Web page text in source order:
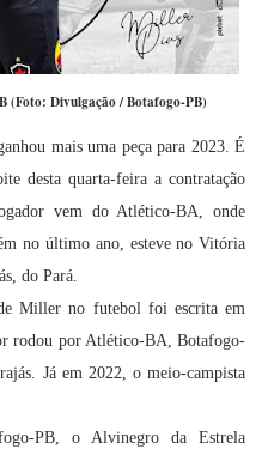
(Foto: Divulgação / Botafogo-PB)
mais uma peça para 2023. É
desta quarta-feira a contratação
vem do Atlético-BA, onde
no último ano, esteve no Vitória
do Pará.
Miller no futebol foi escrita em
rodou por Atlético-BA, Botafogo-
Já em 2022, o meio-campista
PB, o Alvinegro da Estrela